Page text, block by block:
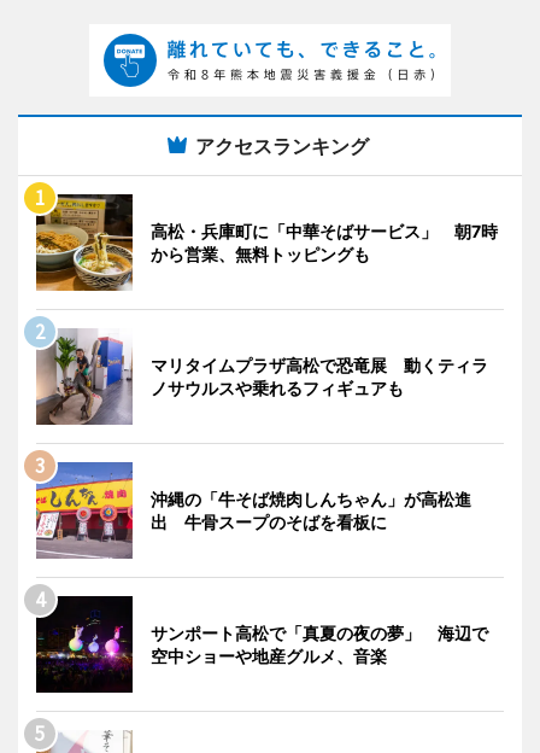
アクセスランキング
高松・兵庫町に「中華そばサービス」 朝7時
から営業、無料トッピングも
マリタイムプラザ高松で恐竜展 動くティラ
ノサウルスや乗れるフィギュアも
沖縄の「牛そば焼肉しんちゃん」が高松進
出 牛骨スープのそばを看板に
サンポート高松で「真夏の夜の夢」 海辺で
空中ショーや地産グルメ、音楽